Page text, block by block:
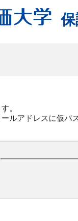
。
アドレスに仮パ